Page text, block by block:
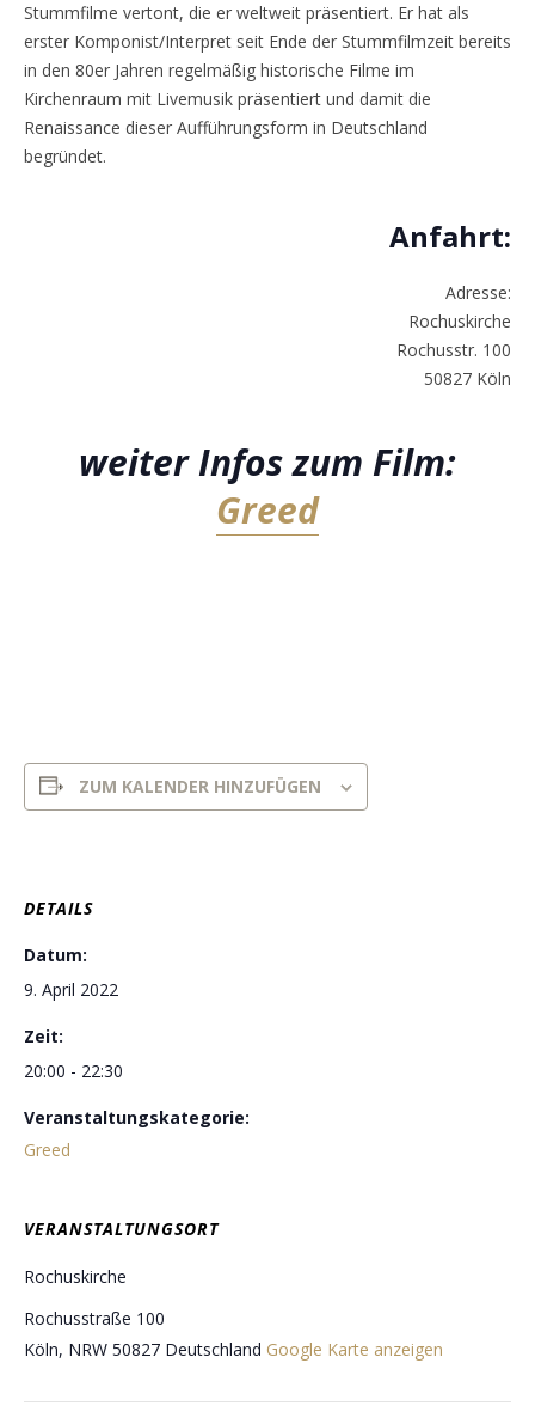
Stummfilme vertont, die er weltweit präsentiert. Er hat als
erster Komponist/Interpret seit Ende der Stummfilmzeit bereits
in den 80er Jahren regelmäßig historische Filme im
Kirchenraum mit Livemusik präsentiert und damit die
Renaissance dieser Aufführungsform in Deutschland
begründet.
Anfahrt:
Adresse:
Rochuskirche
Rochusstr. 100
50827 Köln
weiter Infos zum Film:
Greed
ZUM KALENDER HINZUFÜGEN
DETAILS
Datum:
9. April 2022
Zeit:
20:00 - 22:30
Veranstaltungskategorie:
Greed
VERANSTALTUNGSORT
Rochuskirche
Rochusstraße 100
Köln, NRW 50827 Deutschland Google Karte anzeigen